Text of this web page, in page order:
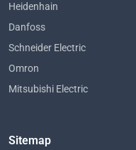
Heidenhain
Danfoss
Schneider Electric
Omron
Mitsubishi Electric
Sitemap